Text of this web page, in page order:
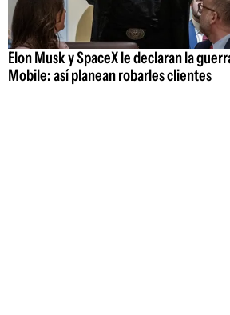
Elon Musk y SpaceX le declaran la
Mobile: así planean robarles clientes